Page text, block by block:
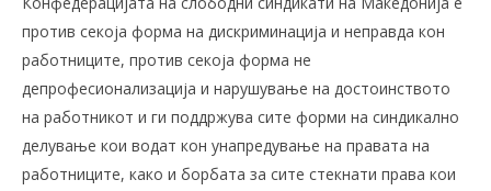
против секоја форма на дискриминација и неправда кон
работниците, против секоја форма не
депрофесионализација и нарушување на достоинството
на работникот и ги поддржува сите форми на синдикално
делување кои водат кон унапредување на правата на
работниците, како и борбата за сите стекнати права кои